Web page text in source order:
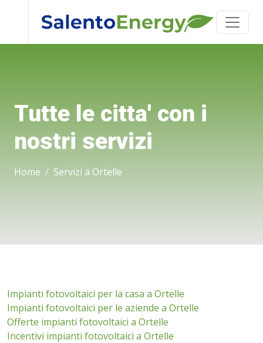
Tutte le citta' con i
nostri servizi
Home Servizi a Ortelle
Impianti fotovoltaici per la casa a Ortelle
Impianti fotovoltaici per le aziende a Ortelle
Offerte impianti fotovoltaici a Ortelle
Incentivi impianti fotovoltaici a Ortelle